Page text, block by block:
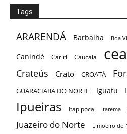
Tags
ARARENDÁ Barbalha Boa
Canindé
Cariri Caucaia
Crateús Crato CROATÁ
GUARACIABA DO NORTE Iguatu
Ipueiras Itapipoca Itarema
Juazeiro do Norte Limoeiro do